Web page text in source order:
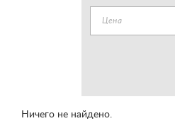
Цена
Ничего не найдено.